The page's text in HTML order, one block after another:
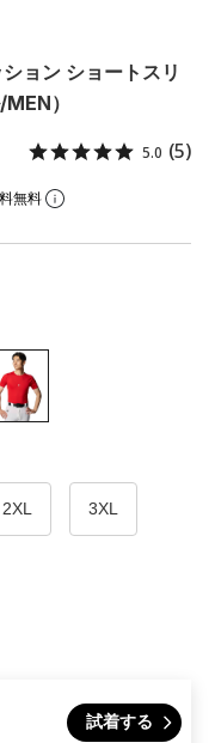
ョン ショートスリ
）
5.0 (5)
無料
2XL 3XL
試着する